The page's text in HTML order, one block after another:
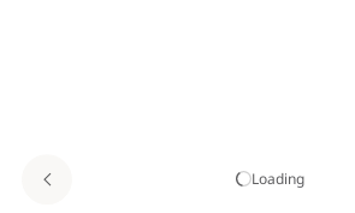
Loading